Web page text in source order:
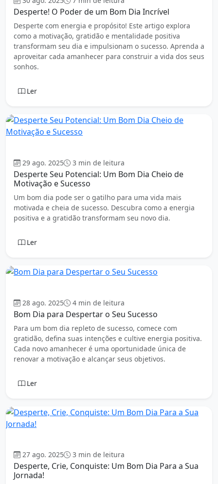
Desperte! O Poder de um Bom Dia Incrível
Desperte com energia e propósito! Este artigo explora
como a motivação, gratidão e mentalidade positiva
transformam seu dia e impulsionam o sucesso. Aprenda a
aproveitar cada amanhecer para construir a vida dos seus
sonhos.
Ler
29 ago. 2025 3 min de leitura
Desperte Seu Potencial: Um Bom Dia Cheio de
Motivação e Sucesso
Um bom dia pode ser o gatilho para uma vida mais
motivada e cheia de sucesso. Descubra como a energia
positiva e a gratidão transformam seu novo dia.
Ler
28 ago. 2025 4 min de leitura
Bom Dia para Despertar o Seu Sucesso
Para um bom dia repleto de sucesso, comece com
gratidão, defina suas intenções e cultive energia positiva.
Cada novo amanhecer é uma oportunidade única de
renovar a motivação e alcançar seus objetivos.
Ler
27 ago. 2025 3 min de leitura
Desperte, Crie, Conquiste: Um Bom Dia Para a Sua
Jornada!